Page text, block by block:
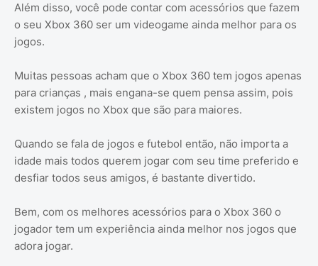
Além disso, você pode contar com acessórios que fazem
o seu Xbox 360 ser um videogame ainda melhor para os
jogos.
Muitas pessoas acham que o Xbox 360 tem jogos apenas
para crianças , mais engana-se quem pensa assim, pois
existem jogos no Xbox que são para maiores.
Quando se fala de jogos e futebol então, não importa a
idade mais todos querem jogar com seu time preferido e
desfiar todos seus amigos, é bastante divertido.
Bem, com os melhores acessórios para o Xbox 360 o
jogador tem um experiência ainda melhor nos jogos que
adora jogar.